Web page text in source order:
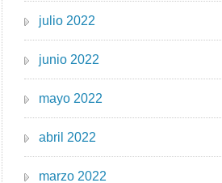
julio 2022
junio 2022
mayo 2022
abril 2022
marzo 2022